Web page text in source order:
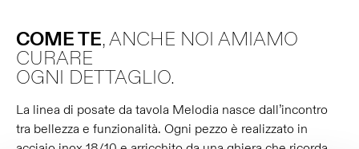
COME TE, ANCHE NOI AMIAMO
CURARE
OGNI DETTAGLIO.
La linea di posate da tavola Melodia nasce dall’incontro
tra bellezza e funzionalità. Ogni pezzo è realizzato in